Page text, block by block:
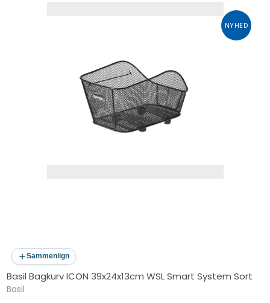
NYHED
Sammenlign
Basil Bagkurv ICON 39x24x13cm WSL Smart System Sort
Basil